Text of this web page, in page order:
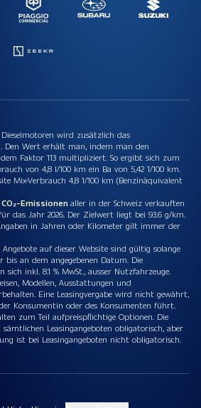
Dieselmotoren wird zusätzlich das
Den Wert erhält man, indem man den
Faktor 113 multipliziert. So ergibt sich zum
von 4,8 l/100 km ein Ba von 5,42 1/100 km.
Mix-Verbrauch 4,8 1/100 km (Benzinäquivalent
Emissionenaller in der Schweiz verkauften
das Jahr 2026. Der Zielwert liegt bei 93.6 g/km.
in Jahren oder Kilometer gilt immer der
Angebote auf dieser Website sind gültig solange
an dem angegebenen Datum. Die
sich inkl. 8.1 % MwSt., ausser Nutzfahrzeuge.
Modellen, Ausstattungen und
Eine Leasingvergabe wird nicht gewährt,
Konsumentin oder des Konsumenten führt.
zum Teil aufpreispflichtige Optionen. Die
Leasingangeboten obligatorisch, aber
ist bei Leasingangeboten nicht obligatorisch.